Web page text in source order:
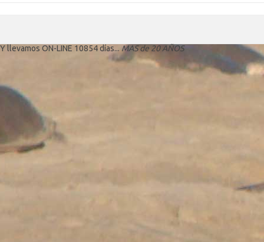
Y llevamos ON-LINE 10854 días... MAS de 20 AÑOS